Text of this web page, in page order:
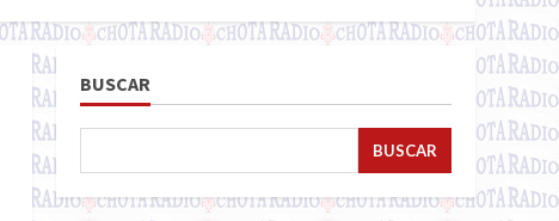
BUSCAR
BUSCAR